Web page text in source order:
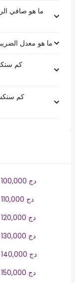
ما هو معدل الضريبة
100,000 دج
110,000 دج
120,000 دج
130,000 دج
140,000 دج
150,000 دج